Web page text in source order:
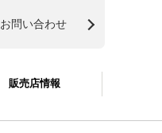
お問い合わせ
販売店情報